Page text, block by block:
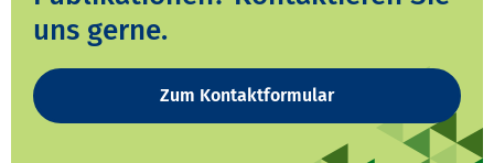
uns gerne.
Zum Kontaktformular